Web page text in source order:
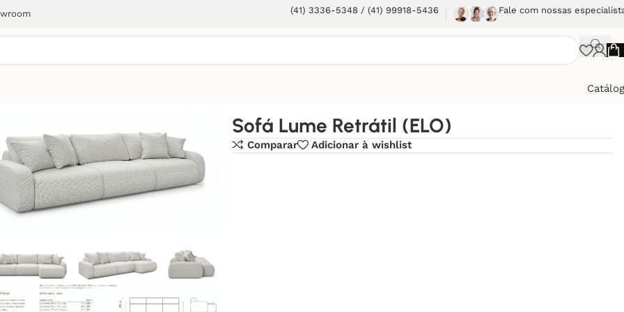
(41) 3336-5348 / (41) 99918-5436 Fale com nossas
Sofá Lume Retrátil (ELO)
Comparar Adicionar à wishlist